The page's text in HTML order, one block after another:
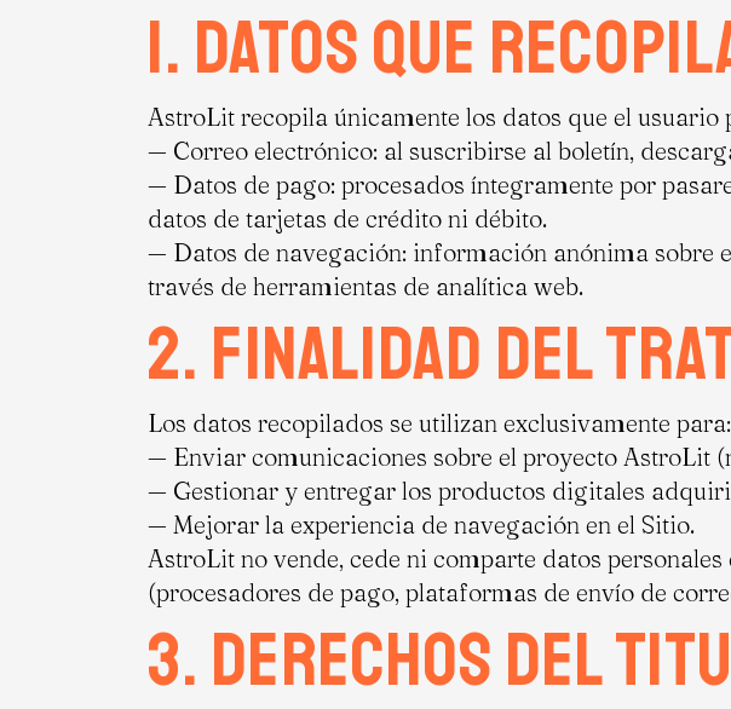
1. Datos que
AstroLit recopila únicamente los datos que el
— Correo electrónico: al suscribirse al boletín,
— Datos de pago: procesados íntegramente por
datos de tarjetas de crédito ni débito.
— Datos de navegación: información anónima sobre
través de herramientas de analítica web.
2. Finalidad del
Los datos recopilados se utilizan exclusivamente para:
— Enviar comunicaciones sobre el proyecto AstroLit
— Gestionar y entregar los productos digitales
— Mejorar la experiencia de navegación en el Sitio.
AstroLit no vende, cede ni comparte datos
(procesadores de pago, plataformas de envío de
3. Derechos del